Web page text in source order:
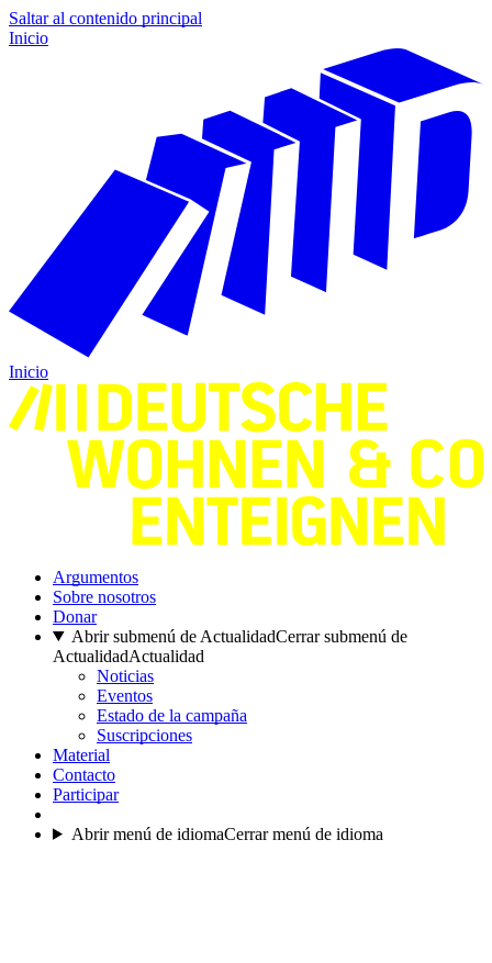
Saltar al contenido principal
Inicio
Inicio
Argumentos
Sobre nosotros
Donar
Abrir submenú de ActualidadCerrar submenú de
ActualidadActualidad
Noticias
Eventos
Estado de la campaña
Suscripciones
Material
Contacto
Participar
Abrir menú de idiomaCerrar menú de idioma